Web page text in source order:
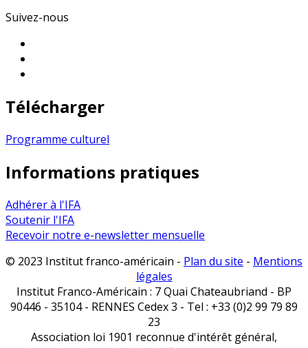
Suivez-nous
Télécharger
Programme culturel
Informations pratiques
Adhérer à l'IFA
Soutenir l'IFA
Recevoir notre e-newsletter mensuelle
© 2023 Institut franco-américain - Plan du site - Mentions
légales
Institut Franco-Américain : 7 Quai Chateaubriand - BP
90446 - 35104 - RENNES Cedex 3 - Tel : +33 (0)2 99 79 89
23
Association loi 1901 reconnue d'intérêt général,